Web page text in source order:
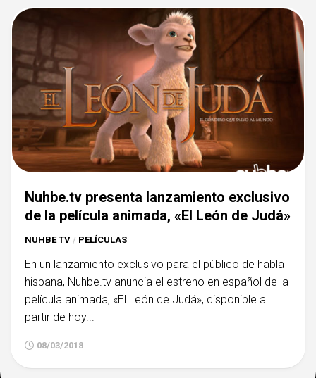
Nuhbe.tv presenta lanzamiento exclusivo
de la película animada, «El León de Judá»
NUHBE TV / PELÍCULAS
En un lanzamiento exclusivo para el público de habla
hispana, Nuhbe.tv anuncia el estreno en español de la
película animada, «El León de Judá», disponible a
partir de hoy...
08/03/2018